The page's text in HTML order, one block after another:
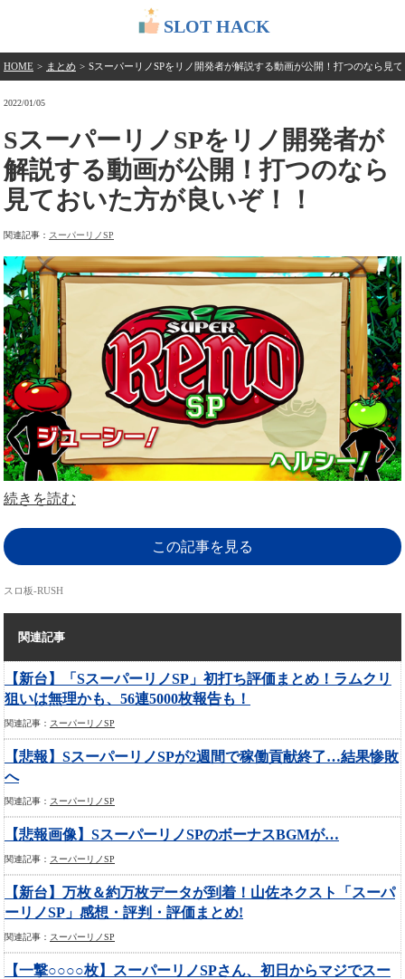
SLOT HACK
HOME > まとめ > SスーパーリノSPをリノ開発者が解説する動画が公開！打つのなら見
2022/01/05
SスーパーリノSPをリノ開発者が
解説する動画が公開！打つのなら
見ておいた方が良いぞ！！
関連記事： スーパーリノSP
続きを読む
この記事を見る
スロ板-RUSH
関連記事
【新台】「SスーパーリノSP」初打ち評価まとめ！ラムクリ
狙いは無理かも、56連5000枚報告も！
関連記事： スーパーリノSP
【悲報】SスーパーリノSPが2週間で稼働貢献終了…結果惨敗
へ
関連記事： スーパーリノSP
【悲報画像】SスーパーリノSPのボーナスBGMが…
関連記事： スーパーリノSP
【新台】万枚＆約万枚データが到着！山佐ネクスト「スーパ
ーリノSP」感想・評判・評価まとめ!
関連記事： スーパーリノSP
【一撃○○○○枚】スーパーリノSPさん、初日からマジでスー